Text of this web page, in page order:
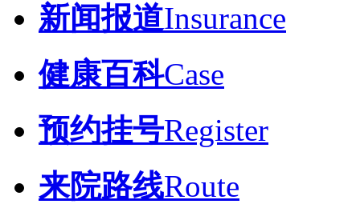
新闻报道Insurance
健康百科Case
预约挂号Register
来院路线Route